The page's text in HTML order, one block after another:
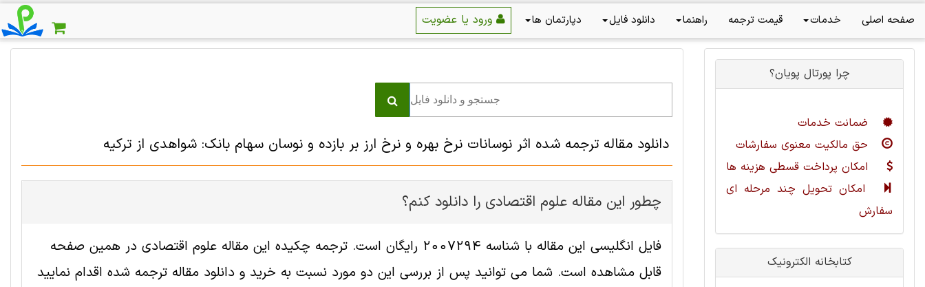
صفحه اصلی خدمات قیمت ترجمه راهنما دانلود فایل دپارتمان ها
دانلود مقاله ترجمه شده اثر نوسانات نرخ بهره و نرخ ارز بر بازده و نوسان سهام بانک: شواهدی از ترکیه
چطور این مقاله علوم اقتصادی را دانلود کنم؟
فایل انگلیسی این مقاله با شناسه 2007294 رایگان است. ترجمه چکیده این مقاله علوم اقتصادی در همین صفحه
قابل مشاهده است. شما می توانید پس از بررسی این دو مورد نسبت به خرید و دانلود مقاله ترجمه شده اقدام نمایید
چرا پورتال پویان؟
ضمانت خدمات
حق مالکیت معنوی سفارشات
امکان پرداخت قسطی هزینه ها
امکان تحویل چند مرحله ای
سفارش
کتابخانه الکترونیک